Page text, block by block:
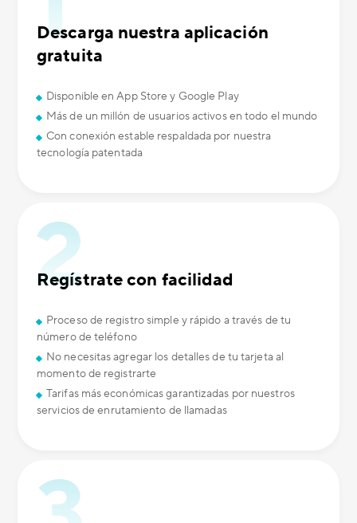
Descarga nuestra aplicación
gratuita
Disponible en App Store y Google Play
Más de un millón de usuarios activos en todo el mundo
Con conexión estable respaldada por nuestra
tecnología patentada
Regístrate con facilidad
Proceso de registro simple y rápido a través de tu
número de teléfono
No necesitas agregar los detalles de tu tarjeta al
momento de registrarte
Tarifas más económicas garantizadas por nuestros
servicios de enrutamiento de llamadas